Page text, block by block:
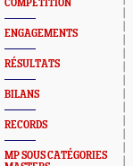
COMPÉTITION
ENGAGEMENTS
RÉSULTATS
BILANS
RECORDS
MP SOUS CATÉGORIES